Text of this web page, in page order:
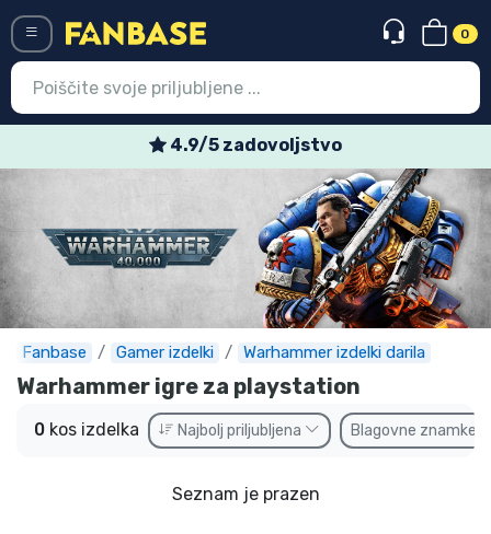
0
4.9/5 zadovoljstvo
Fanbase Gamer izdelki Warhammer izdelki darila
Warhammer igre za playstation
0 kos izdelka Najbolj priljubljena Blagovne znamke
Seznam je prazen
Registracija
Najnovejsi izdelki
Prodajni izdelki
Ekspresna dostava
Prednaročila
Outlet izdelki
Dostava in plačilo